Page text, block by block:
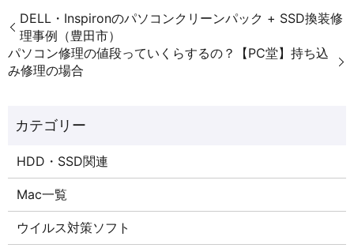
DELL・Inspironのパソコンクリーンパック + SSD換装修
理事例（豊田市）
パソコン修理の値段っていくらするの？【PC堂】持ち込
み修理の場合
HDD・SSD関連
Mac一覧
ウイルス対策ソフト